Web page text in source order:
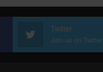
Twitter
Join us on Twitter